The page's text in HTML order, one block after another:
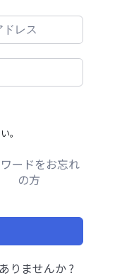
。
ードをお忘れ
の方
りませんか ?